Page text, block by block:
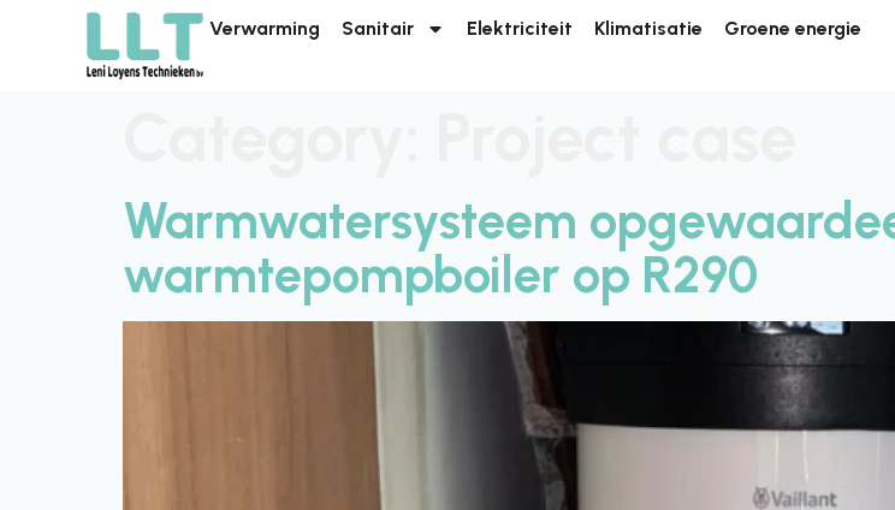
Verwarming Sanitair Elektriciteit Klimatisatie Groene energie
Warmwatersysteem
warmtepompboiler op R290